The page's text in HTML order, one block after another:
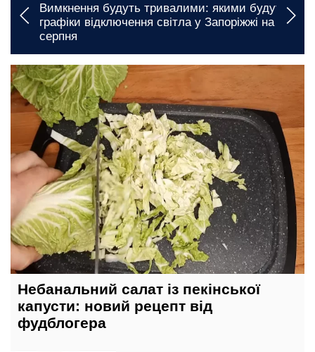
Вимкнення будуть тривалими: якими будуть
графіки відключення світла у Запоріжжі на 7
серпня
13 травня, 12:40
Небанальний салат із пекінської
капусти: новий рецепт від
фудблогера